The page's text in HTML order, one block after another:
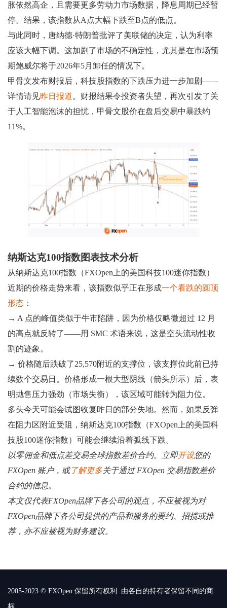
胀依然高企，且需要更多劳动力市场数据，降息周期已经暂
停。结果，该指数从A点大幅下跌至B点的低点。
与此同时，唐纳德·特朗普批评了美联储的决定，认为利率
应该大幅下调。这加剧了市场的不确定性，尤其是在市场预
期鲍威尔将于2026年5月卸任的情况下。
甲骨文发布财报后，科技股指数的下跌压力进一步加剧——
详情请见昨日报道。财报结果令投资者失望，再次引发了关
于人工智能泡沫的担忧，甲骨文股价在盘后交易中暴跌约
11%。
纳斯达克100指数图表技术分析
从纳斯达克100指数（FXOpen上的美国科技100迷你指数）
近期的价格走势来看，该指数似乎正在形成一个看跌的圆顶
形态 ：
→ A 点的峰值类似于牛市陷阱，因为价格仅略微超过 12 月
的高点就反转了——用 SMC 术语来说，这是空头流动性收
割的迹象。
→ 价格随后跌破了25,570附近的支撑位，该支撑位此前已持
续数个交易日。价格形成一根大型阴线（箭头所示）后，表
明抛售压力强劲（市场失衡），该区域可能转为阻力位。
多头今天可能会试图收复昨日的部分失地。然而，如果反弹
在阻力区附近受阻，纳斯达克100指数（FXOpen上的美国科
技股100迷你指数）可能会继续沿着弧线下跌。
以零佣金和低点差交易全球指数差价合约。立即开设您的
FXOpen 账户，或了解更多关于通过 FXOpen 交易指数差价
合约的信息。
本文仅代表FXOpen品牌下各公司的观点，不应被视为对
FXOpen品牌下各公司提供的产品和服务的要约、招揽或推
荐，亦不应被视为财务建议。
2005-2023 © FXOpen 保留所有权利. 由各自的持有者保留不同的商
标.